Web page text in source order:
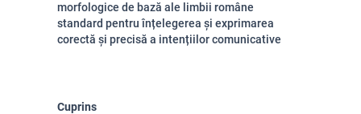
morfologice de bază ale limbii române
standard pentru înțelegerea și exprimarea
corectă și precisă a intențiilor comunicative
Cuprins